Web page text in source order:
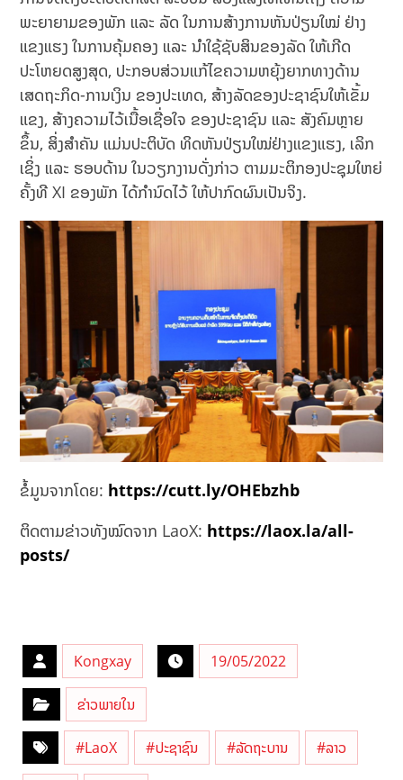
ພະຍາຍາມຂອງພັກ ແລະ ລັດ ໃນການສ້າງການຫັນປ່ຽນໃໝ່ ຢ່າງ
ແຂງແຮງ ໃນການຄຸ້ມຄອງ ແລະ ນຳໃຊ້ຊັບສິນຂອງລັດ ໃຫ້ເກີດ
ປະໂຫຍດສູງສຸດ, ປະກອບສ່ວນແກ້ໄຂຄວາມຫຍຸ້ງຍາກທາງດ້ານ
ເສດຖະກິດ-ການເງິນ ຂອງປະເທດ, ສ້າງລັດຂອງປະຊາຊົນໃຫ້ເຂັ້ມ
ແຂງ, ສ້າງຄວາມໄວ້ເນື້ອເຊື່ອໃຈ ຂອງປະຊາຊົນ ແລະ ສັງຄົມຫຼາຍ
ຂຶ້ນ, ສິ່ງສຳຄັນ ແມ່ນປະຕິບັດ ທິດຫັນປ່ຽນໃໝ່ຢ່າງແຂງແຮງ, ເລິກ
ເຊິ່ງ ແລະ ຮອບດ້ານ ໃນວຽກງານດັ່ງກ່າວ ຕາມມະຕິກອງປະຊຸມໃຫຍ່
ຄັ້ງທີ XI ຂອງພັກ ໄດ້ກໍານົດໄວ້ ໃຫ້ປາກົດຜົນເປັນຈິງ.
ຂໍ້ມູນຈາກໂດຍ: https://cutt.ly/OHEbzhb
ຕິດຕາມຂ່າວທັງໝົດຈາກ LaoX: https://laox.la/all-
posts/
Kongxay 19/05/2022
ຂ່າວພາຍໃນ
#LaoX #ປະຊາຊົນ #ລັດຖະບານ #ລາວ